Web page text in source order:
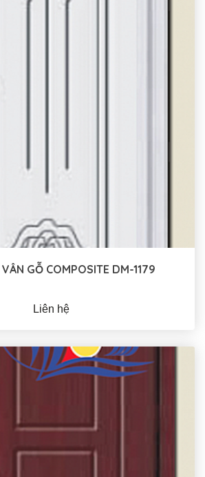
VÂN GỖ COMPOSITE DM-1179
Liên hệ